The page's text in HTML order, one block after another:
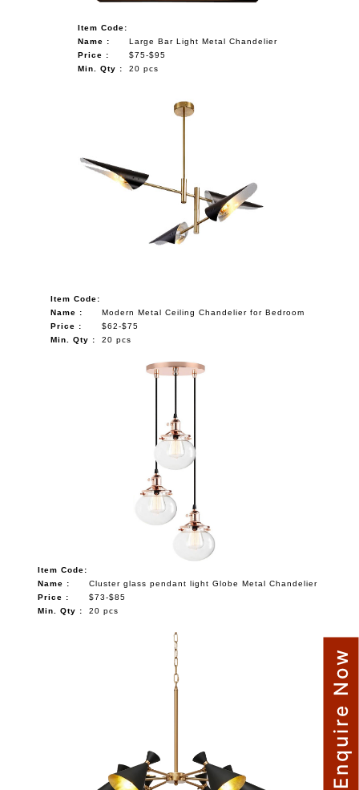
Item Code:
Name :
Large Bar Light Metal Chandelier
Price :
$75-$95
Min. Qty :
20 pcs
Item Code:
Name :
Modern Metal Ceiling Chandelier for Bedroom
Price :
$62-$75
Min. Qty :
20 pcs
Item Code:
Name :
Cluster glass pendant light Globe Metal Chandelier
Price :
$73-$85
Min. Qty :
20 pcs
Enquire Now